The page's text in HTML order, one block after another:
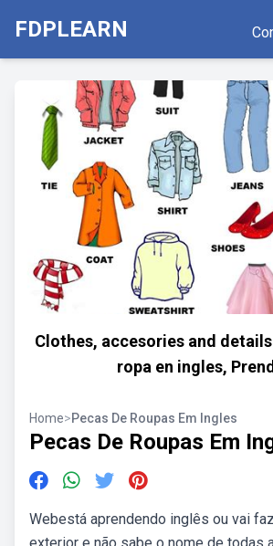
FDPLEARN
Clothes, accesories and
ropa en ingles,
Home>Pecas De Roupas Em Ingles
Pecas De Roupas Em
Webestá aprendendo inglês ou vai